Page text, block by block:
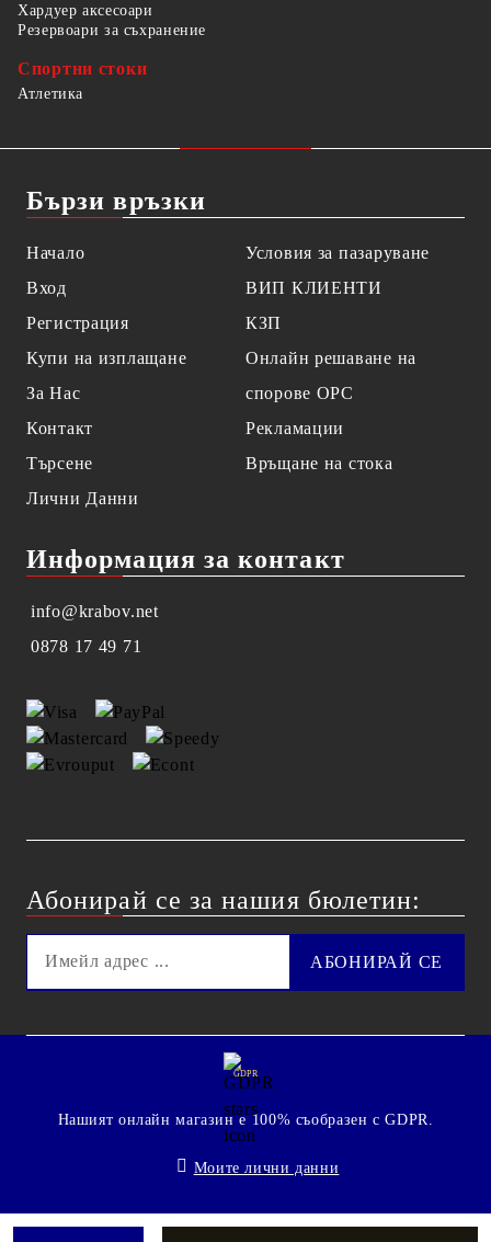
Хардуер аксесоари
Резервоари за съхранение
Спортни стоки
Атлетика
Бързи връзки
Начало
Вход
Регистрация
Купи на изплащане
За Нас
Контакт
Търсене
Лични Данни
Условия за пазаруване
ВИП КЛИЕНТИ
КЗП
Онлайн решаване на
спорове OPC
Рекламации
Връщане на стока
Информация за контакт
info@krabov.net
0878 17 49 71
Абонирай се за нашия бюлетин:
GDPR
Нашият онлайн магазин е 100% съобразен с GDPR.
Моите лични данни